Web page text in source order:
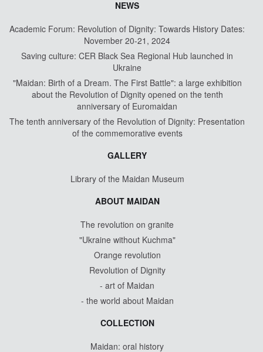
NEWS
Academic Forum: Revolution of Dignity: Towards History Dates:
November 20-21, 2024
Saving culture: CER Black Sea Regional Hub launched in
Ukraine
"Maidan: Birth of a Dream. The First Battle": a large exhibition
about the Revolution of Dignity opened on the tenth
anniversary of Euromaidan
The tenth anniversary of the Revolution of Dignity: Presentation
of the commemorative events
GALLERY
Library of the Maidan Museum
ABOUT MAIDAN
The revolution on granite
"Ukraine without Kuchma"
Orange revolution
Revolution of Dignity
- art of Maidan
- the world about Maidan
COLLECTION
Maidan: oral history